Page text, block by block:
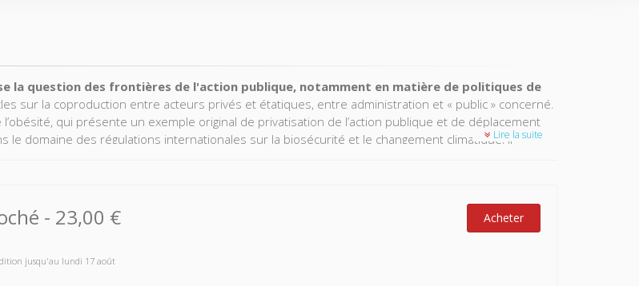
la question des frontières de l'action publique, notamment en matière de politiques de
sur la coproduction entre acteurs privés et étatiques, entre administration et « public » concerné.
qui présente un exemple original de privatisation de l’action publique et de déplacement
le domaine des régulations internationales sur la biosécurité et le changement climatique, ilLire la suite
- 23,00 € Acheter
jusqu'au lundi 17 août